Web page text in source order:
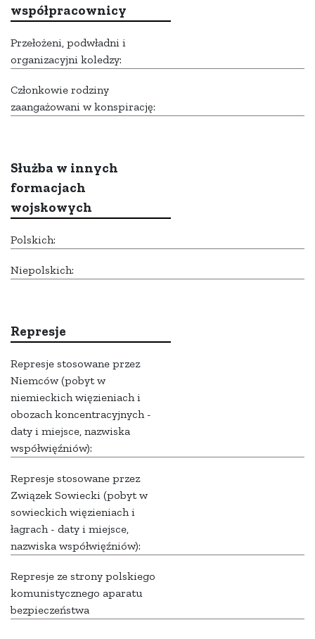
współpracownicy
Przełożeni, podwładni i
organizacyjni koledzy:
Członkowie rodziny
zaangażowani w konspirację:
Służba w innych
formacjach
wojskowych
Polskich:
Niepolskich:
Represje
Represje stosowane przez
Niemców (pobyt w
niemieckich więzieniach i
obozach koncentracyjnych -
daty i miejsce, nazwiska
współwięźniów):
Represje stosowane przez
Związek Sowiecki (pobyt w
sowieckich więzieniach i
łagrach - daty i miejsce,
nazwiska współwięźniów):
Represje ze strony polskiego
komunistycznego aparatu
bezpieczeństwa